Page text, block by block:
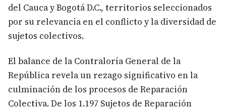
del Cauca y Bogotá D.C., territorios seleccionados
por su relevancia en el conflicto y la diversidad de
sujetos colectivos.
El balance de la Contraloría General de la
República revela un rezago significativo en la
culminación de los procesos de Reparación
Colectiva. De los 1.197 Sujetos de Reparación